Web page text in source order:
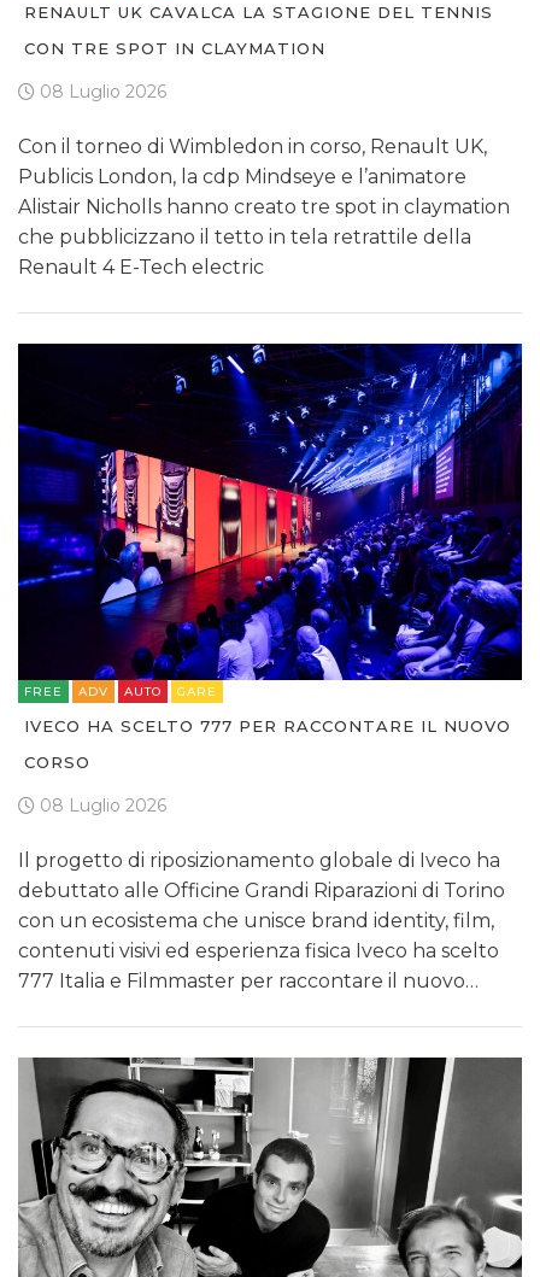
RENAULT UK CAVALCA LA STAGIONE DEL TENNIS
CON TRE SPOT IN CLAYMATION
08 Luglio 2026
Con il torneo di Wimbledon in corso, Renault UK,
Publicis London, la cdp Mindseye e l’animatore
Alistair Nicholls hanno creato tre spot in claymation
che pubblicizzano il tetto in tela retrattile della
Renault 4 E-Tech electric
FREE ADV AUTO GARE
IVECO HA SCELTO 777 PER RACCONTARE IL NUOVO
CORSO
08 Luglio 2026
Il progetto di riposizionamento globale di Iveco ha
debuttato alle Officine Grandi Riparazioni di Torino
con un ecosistema che unisce brand identity, film,
contenuti visivi ed esperienza fisica Iveco ha scelto
777 Italia e Filmmaster per raccontare il nuovo…